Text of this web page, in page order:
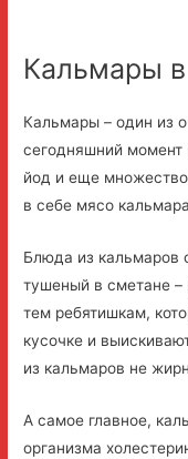
Кальмары
Кальмары – один из
сегодняшний момент
йод и еще
в себе мясо
Блюда из кальмаров
тушеный в сметане –
тем ребятишкам,
кусочке и
из кальмаров не
А самое главное,
организма